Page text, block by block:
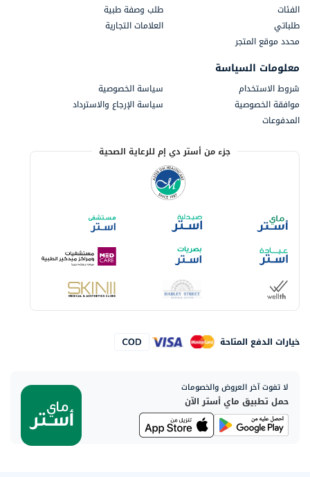
الفئات
طلب وصفة طبية
طلباتي
العلامات التجارية
محدد موقع المتجر
معلومات السياسة
شروط الاستخدام
سياسة الخصوصية
موافقة الخصوصية
سياسة الإرجاع والاسترداد
المدفوعات
جزء من أستر دي إم للرعاية الصحية
خيارات الدفع المتاحة
لا تفوت آخر العروض والخصومات
حمل تطبيق ماي أستر الآن